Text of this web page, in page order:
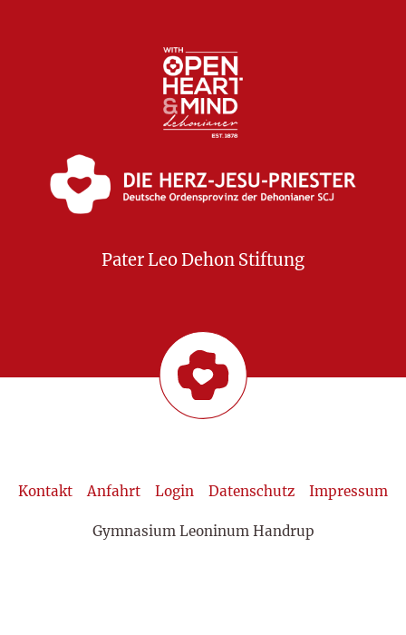
Pater Leo Dehon Stiftung
Kontakt Anfahrt Login Datenschutz Impressum
Gymnasium Leoninum Handrup